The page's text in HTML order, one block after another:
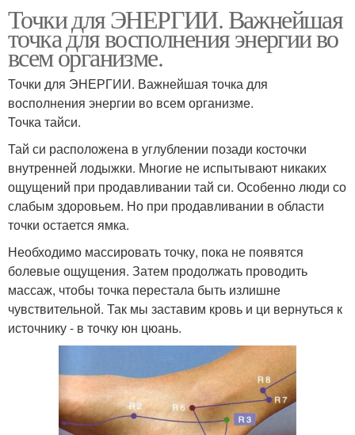
Точки для ЭНЕРГИИ. Важнейшая
точка для восполнения энергии во
всем организме.
Точки для ЭНЕРГИИ. Важнейшая точка для
восполнения энергии во всем организме.
Точка тайси.
Тай си расположена в углублении позади косточки
внутренней лодыжки. Многие не испытывают никаких
ощущений при продавливании тай си. Особенно люди со
слабым здоровьем. Но при продавливании в области
точки остается ямка.
Необходимо массировать точку, пока не появятся
болевые ощущения. Затем продолжать проводить
массаж, чтобы точка перестала быть излишне
чувствительной. Так мы заставим кровь и ци вернуться к
источнику - в точку юн цюань.